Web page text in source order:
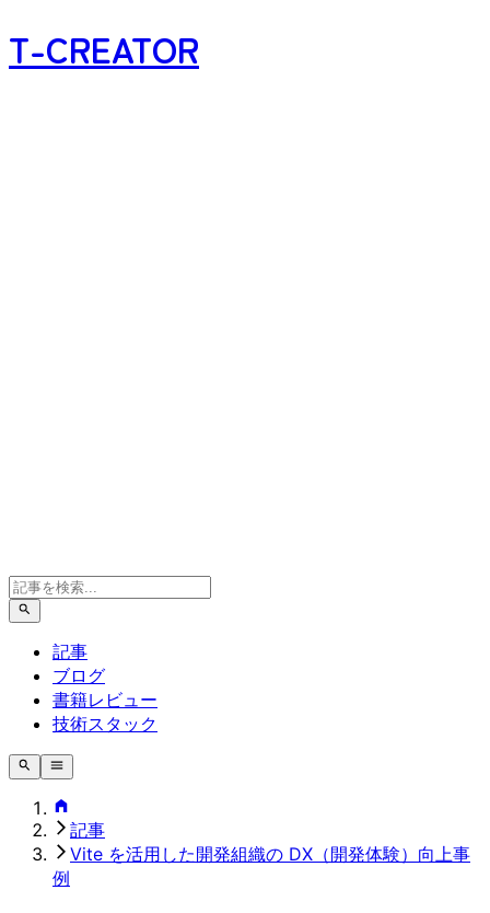
T-CREATOR
記事
ブログ
書籍レビュー
技術スタック
記事
Vite を活用した開発組織の DX（開発体験）向上事
例